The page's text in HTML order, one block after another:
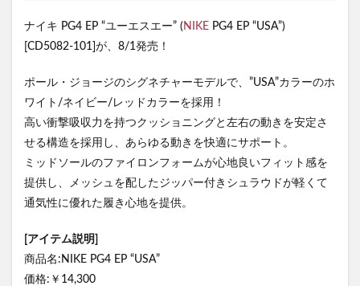
ナイキ PG4 EP “ユーエスエー” ( NIKE PG4 EP “USA”)
[CD5082-101]が、8/1発売！
ポール・ジョージのシグネチャーモデルで、”USA”カラーのホ
ワイト/ネイビー/レッドカラーを採用！
高い衝撃吸収力を持つクッショニングと左右の動きを安定さ
せる構造を採用し、あらゆる動きを快適にサポート。
ミッドソールのファイロンフォームが心地良いフィット感を
提供し、メッシュを配したジッパー付きシュラウドが軽くて
通気性に優れた履き心地を提供。
[アイテム説明]
商品名:NIKE PG4 EP “USA”
価格:￥14,300